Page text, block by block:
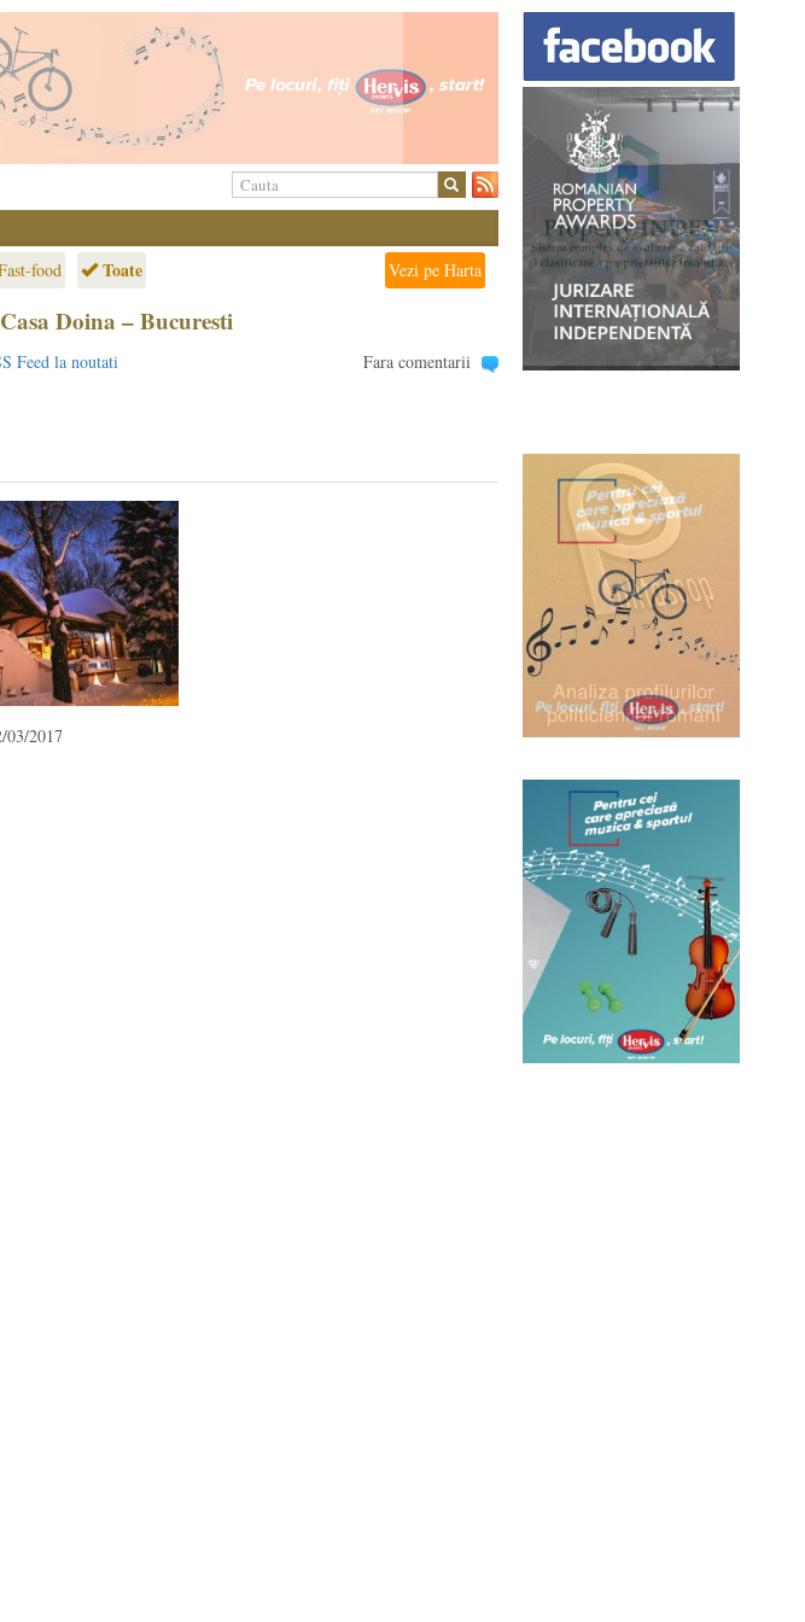
food Toate Vezi pe Harta
Doina – Bucuresti
Feed la noutati Fara comentarii
03/2017